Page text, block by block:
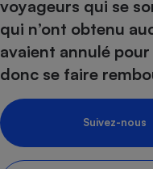
voyageurs qui se
qui n’ont obtenu
avaient annulé
donc se faire
Suivez-nous